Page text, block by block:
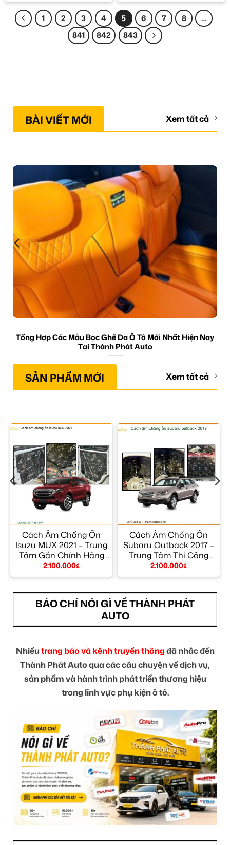
1 2 3 4 5 6 7 8
…
841
842 843
BÀI VIẾT MỚI Xem tất cả
Tổng Hợp Các Mẫu Bọc Ghế Da Ô Tô Mới Nhất Hiện Nay
Tại Thành Phát Auto
SẢN PHẨM MỚI Xem tất cả
Cách Âm Chống Ồn
Isuzu MUX 2021 – Trung
Tâm Gắn Chính Hãng
Giá Tốt TPHCM
2.100.000₫
Cách Âm Chống Ồn
Subaru Outback 2017 –
Trung Tâm Thi Công
Chính Hãng TPHCM
2.100.000₫
BÁO CHÍ NÓI GÌ VỀ THÀNH PHÁT
AUTO
Nhiềutrang báo và kênh truyền thôngđã nhắc đến
Thành Phát Auto qua các câu chuyện về dịch vụ,
sản phẩm và hành trình phát triển thương hiệu
trong lĩnh vực phụ kiện ô tô.